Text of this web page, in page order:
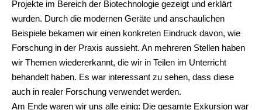
Projekte im Bereich der Biotechnologie gezeigt und erklärt
wurden. Durch die modernen Geräte und anschaulichen
Beispiele bekamen wir einen konkreten Eindruck davon, wie
Forschung in der Praxis aussieht. An mehreren Stellen haben
wir Themen wiedererkannt, die wir in Teilen im Unterricht
behandelt haben. Es war interessant zu sehen, dass diese
auch in realer Forschung verwendet werden.
Am Ende waren wir uns alle einig: Die gesamte Exkursion war